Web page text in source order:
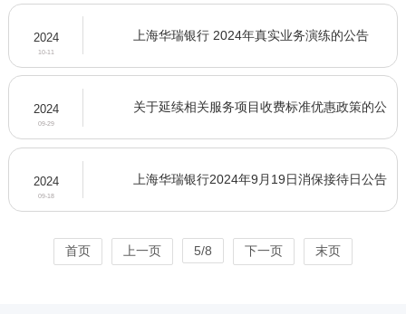
2024
10-11
上海华瑞银行 2024年真实业务演练的公告
2024
09-29
关于延续相关服务项目收费标准优惠政策的公
2024
09-18
上海华瑞银行2024年9月19日消保接待日公告
首页 上一页 5/8 下一页 末页